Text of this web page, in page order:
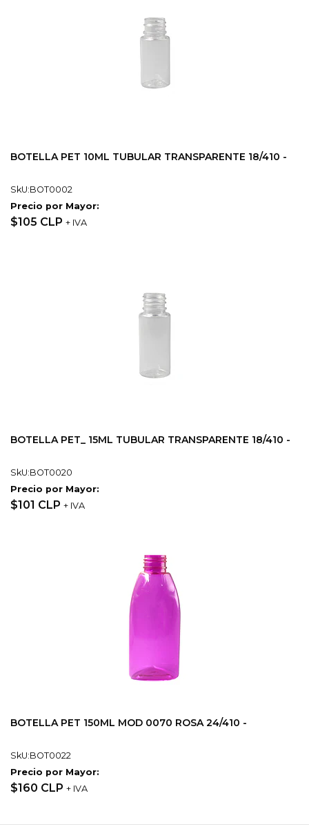
BOTELLA PET 10ML TUBULAR TRANSPARENTE 18/410 -
SkU:BOT0002
Precio por Mayor:
$105 CLP + IVA
BOTELLA PET_ 15ML TUBULAR TRANSPARENTE 18/410 -
SkU:BOT0020
Precio por Mayor:
$101 CLP + IVA
BOTELLA PET 150ML MOD 0070 ROSA 24/410 -
SkU:BOT0022
Precio por Mayor:
$160 CLP + IVA